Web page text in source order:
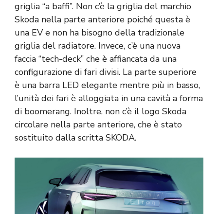
griglia “a baffi”. Non c’è la griglia del marchio
Skoda nella parte anteriore poiché questa è
una EV e non ha bisogno della tradizionale
griglia del radiatore. Invece, c’è una nuova
faccia “tech-deck” che è affiancata da una
configurazione di fari divisi. La parte superiore
è una barra LED elegante mentre più in basso,
l’unità dei fari è alloggiata in una cavità a forma
di boomerang. Inoltre, non c’è il logo Skoda
circolare nella parte anteriore, che è stato
sostituito dalla scritta SKODA.